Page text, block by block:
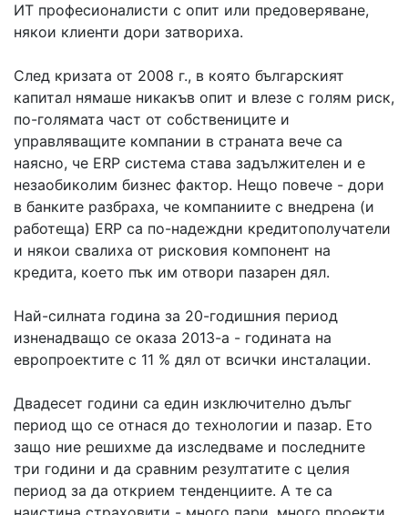
ИТ професионалисти с опит или предоверяване,
някои клиенти дори затвориха.
След кризата от 2008 г., в която българският
капитал нямаше никакъв опит и влезе с голям риск,
по-голямата част от собствениците и
управляващите компании в страната вече са
наясно, че ERP система става задължителен и е
незаобиколим бизнес фактор. Нещо повече - дори
в банките разбраха, че компаниите с внедрена (и
работеща) ERP са по-надеждни кредитополучатели
и някои свалиха от рисковия компонент на
кредита, което пък им отвори пазарен дял.
Най-силната година за 20-годишния период
изненадващо се оказа 2013-а - годината на
европроектите с 11 % дял от всички инсталации.
Двадесет години са един изключително дълъг
период що се отнася до технологии и пазар. Ето
защо ние решихме да изследваме и последните
три години и да сравним резултатите с целия
период за да открием тенденциите. А те са